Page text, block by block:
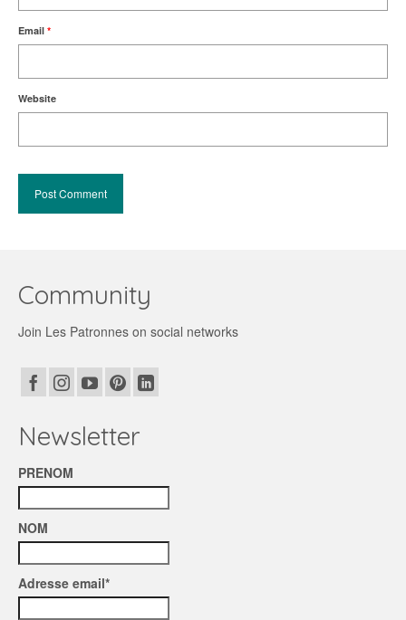
Email *
Website
Community
Join Les Patronnes on social networks
Newsletter
PRENOM
NOM
Adresse email*